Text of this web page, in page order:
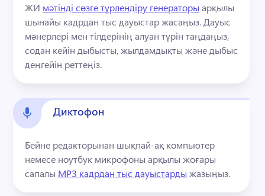
ЖИ мәтінді сөзге түрлендіру генераторы арқылы
шынайы кадрдан тыс дауыстар жасаңыз. Дауыс
мәнерлері мен тілдерінің алуан түрін таңдаңыз,
содан кейін дыбысты, жылдамдықты және дыбыс
деңгейін реттеңіз.
Диктофон
Бейне редакторынан шықпай-ақ компьютер
немесе ноутбук микрофоны арқылы жоғары
сапалы MP3 кадрдан тыс дауыстарды жазыңыз.